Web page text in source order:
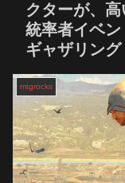
クターが、
統率者イベン
ギャザリング
mtgrocks